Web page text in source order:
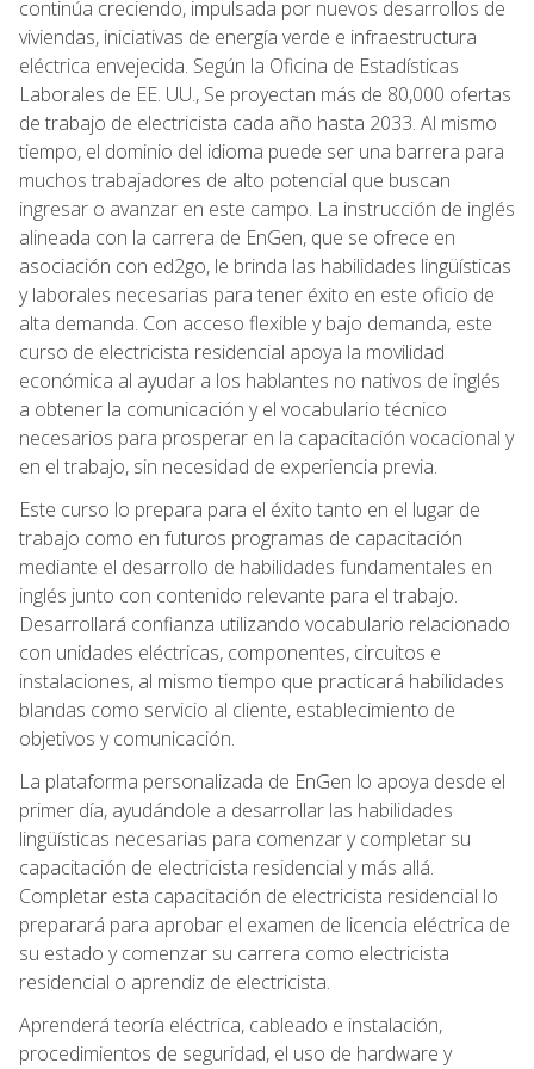
continúa creciendo, impulsada por nuevos desarrollos de
viviendas, iniciativas de energía verde e infraestructura
eléctrica envejecida. Según la Oficina de Estadísticas
Laborales de EE. UU., Se proyectan más de 80,000 ofertas
de trabajo de electricista cada año hasta 2033. Al mismo
tiempo, el dominio del idioma puede ser una barrera para
muchos trabajadores de alto potencial que buscan
ingresar o avanzar en este campo. La instrucción de inglés
alineada con la carrera de EnGen, que se ofrece en
asociación con ed2go, le brinda las habilidades lingüísticas
y laborales necesarias para tener éxito en este oficio de
alta demanda. Con acceso flexible y bajo demanda, este
curso de electricista residencial apoya la movilidad
económica al ayudar a los hablantes no nativos de inglés
a obtener la comunicación y el vocabulario técnico
necesarios para prosperar en la capacitación vocacional y
en el trabajo, sin necesidad de experiencia previa.
Este curso lo prepara para el éxito tanto en el lugar de
trabajo como en futuros programas de capacitación
mediante el desarrollo de habilidades fundamentales en
inglés junto con contenido relevante para el trabajo.
Desarrollará confianza utilizando vocabulario relacionado
con unidades eléctricas, componentes, circuitos e
instalaciones, al mismo tiempo que practicará habilidades
blandas como servicio al cliente, establecimiento de
objetivos y comunicación.
La plataforma personalizada de EnGen lo apoya desde el
primer día, ayudándole a desarrollar las habilidades
lingüísticas necesarias para comenzar y completar su
capacitación de electricista residencial y más allá.
Completar esta capacitación de electricista residencial lo
preparará para aprobar el examen de licencia eléctrica de
su estado y comenzar su carrera como electricista
residencial o aprendiz de electricista.
Aprenderá teoría eléctrica, cableado e instalación,
procedimientos de seguridad, el uso de hardware y